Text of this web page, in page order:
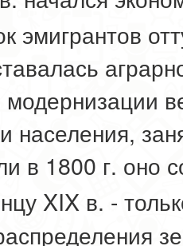
эмигрантов
модернизации
населения,
в 1800 г. оно
XIX в. -